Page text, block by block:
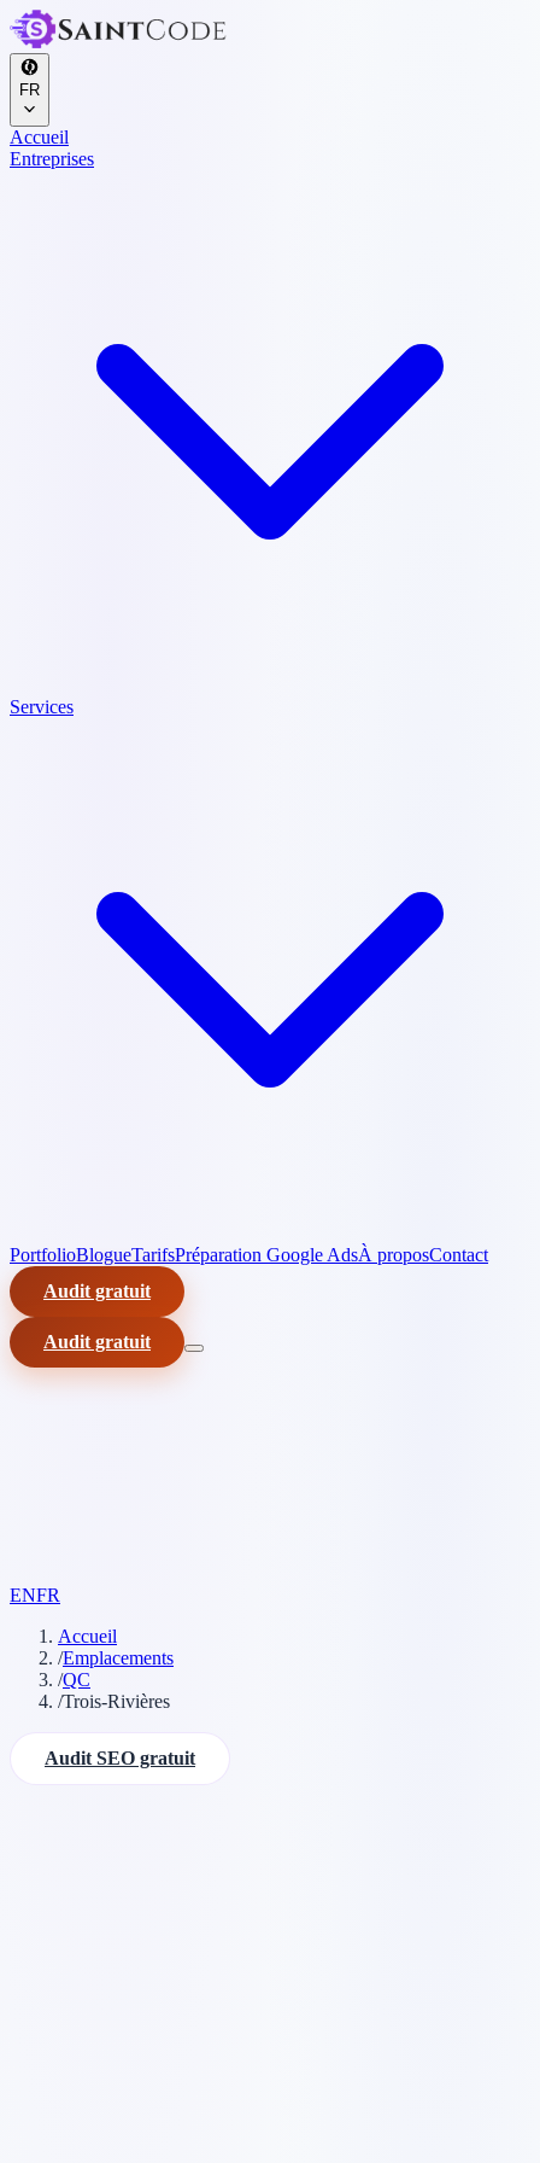
FR
Accueil
Entreprises
Services
PortfolioBlogueTarifsPréparation Google AdsÀ proposContact
Audit gratuit
Audit gratuit
ENFR
Accueil
/Emplacements
/QC
/Trois-Rivières
Audit SEO gratuit